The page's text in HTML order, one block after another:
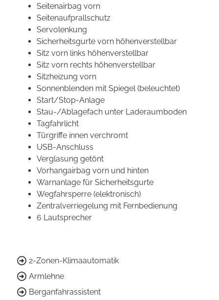
Seitenairbag vorn
Seitenaufprallschutz
Servolenkung
Sicherheitsgurte vorn höhenverstellbar
Sitz vorn links höhenverstellbar
Sitz vorn rechts höhenverstellbar
Sitzheizung vorn
Sonnenblenden mit Spiegel (beleuchtet)
Start/Stop-Anlage
Stau-/Ablagefach unter Laderaumboden
Tagfahrlicht
Türgriffe innen verchromt
USB-Anschluss
Verglasung getönt
Vorhangairbag vorn und hinten
Warnanlage für Sicherheitsgurte
Wegfahrsperre (elektronisch)
Zentralverriegelung mit Fernbedienung
6 Lautsprecher
2-Zonen-Klimaautomatik
Armlehne
Berganfahrassistent